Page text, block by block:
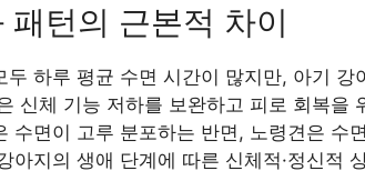
패턴의 근본적 차이
두 하루 평균 수면 시간이 많지만, 아기
신체 기능 저하를 보완하고 피로 회복을
수면이 고루 분포하는 반면, 노령견은 수
아지의 생애 단계에 따른 신체적·정신적